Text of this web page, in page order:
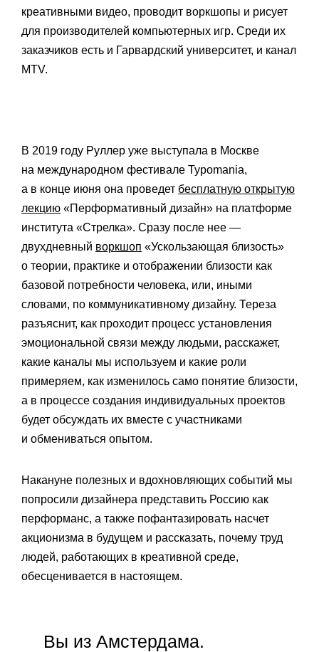
креативными видео, проводит воркшопы и рисует
для производителей компьютерных игр. Среди их
заказчиков есть и Гарвардский университет, и канал
MTV.
В 2019 году Руллер уже выступала в Москве
на международном фестивале Typomania,
а в конце июня она проведет бесплатную открытую
лекцию «Перформативный дизайн» на платформе
института «Стрелка». Сразу после нее —
двухдневный воркшоп «Ускользающая близость»
о теории, практике и отображении близости как
базовой потребности человека, или, иными
словами, по коммуникативному дизайну. Тереза
разъяснит, как проходит процесс установления
эмоциональной связи между людьми, расскажет,
какие каналы мы используем и какие роли
примеряем, как изменилось само понятие близости,
а в процессе создания индивидуальных проектов
будет обсуждать их вместе с участниками
и обмениваться опытом.
Накануне полезных и вдохновляющих событий мы
попросили дизайнера представить Россию как
перформанс, а также пофантазировать насчет
акционизма в будущем и рассказать, почему труд
людей, работающих в креативной среде,
обесценивается в настоящем.
Вы из Амстердама.